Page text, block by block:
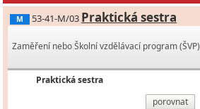
M 53-41-M/03 Praktická sestra
Zaměření nebo Školní vzdělávací program (ŠVP)
Praktická sestra
porovnat